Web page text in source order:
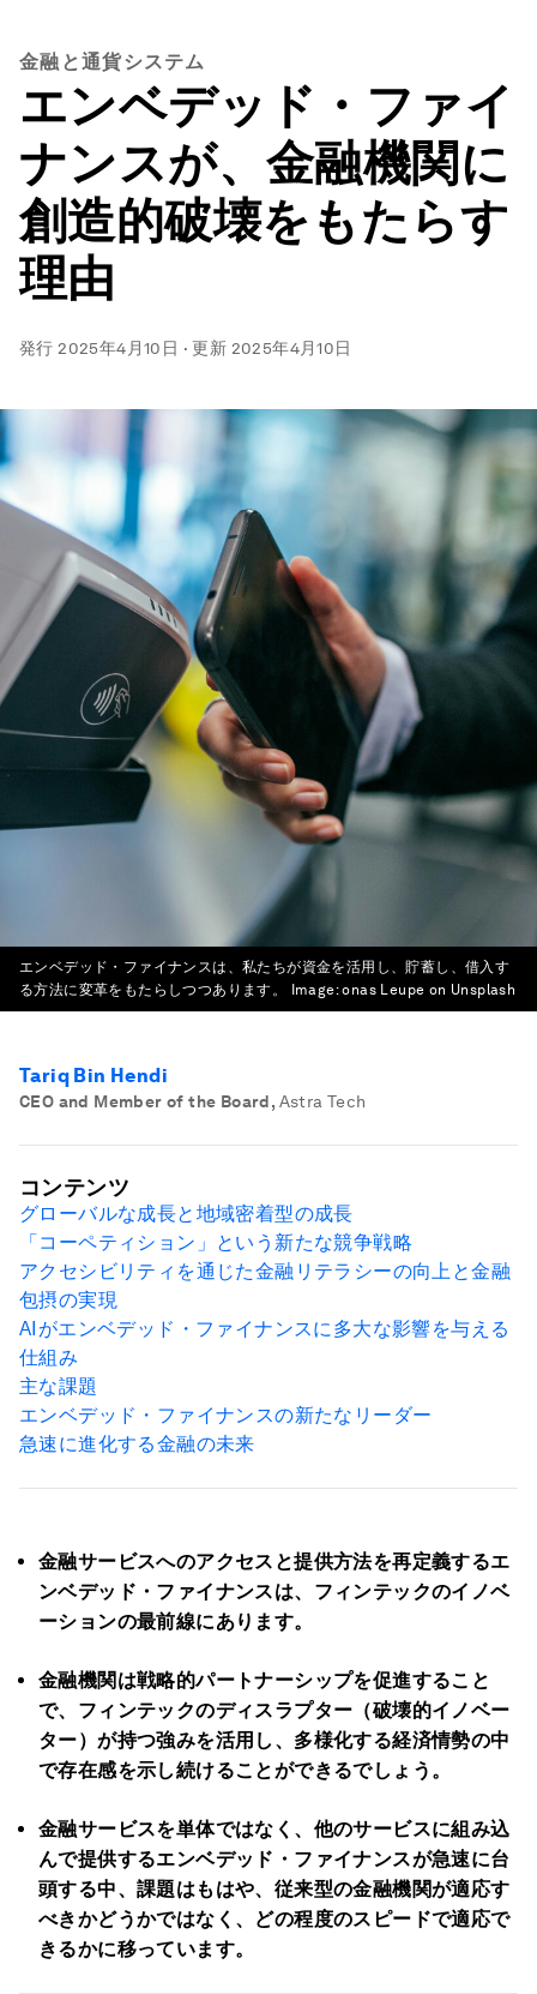
金融と通貨システム
エンベデッド・ファイ
ナンスが、金融機関に
創造的破壊をもたらす
理由
発行2025年4月10日 ·更新 2025年4月10日
エンベデッド・ファイナンスは、私たちが資金を活用し、貯蓄し、借入す
る方法に変革をもたらしつつあります。
Image:onas Leupe on Unsplash
Tariq Bin Hendi
CEO and Member of the Board, Astra Tech
金融サービスへのアクセスと提供方法を再定義するエ
ンベデッド・ファイナンスは、フィンテックのイノベ
ーションの最前線にあります。
金融機関は戦略的パートナーシップを促進すること
で、フィンテックのディスラプター（破壊的イノベー
ター）が持つ強みを活用し、多様化する経済情勢の中
で存在感を示し続けることができるでしょう。
金融サービスを単体ではなく、他のサービスに組み込
んで提供するエンベデッド・ファイナンスが急速に台
頭する中、課題はもはや、従来型の金融機関が適応す
べきかどうかではなく、どの程度のスピードで適応で
きるかに移っています。
コンテンツ
グローバルな成長と地域密着型の成長
「コーペティション」という新たな競争戦略
アクセシビリティを通じた金融リテラシーの向上と金融
包摂の実現
AI がエンベデッド・ファイナンスに多大な影響を与える
仕組み
主な課題
エンベデッド・ファイナンスの新たなリーダー
急速に進化する金融の未来